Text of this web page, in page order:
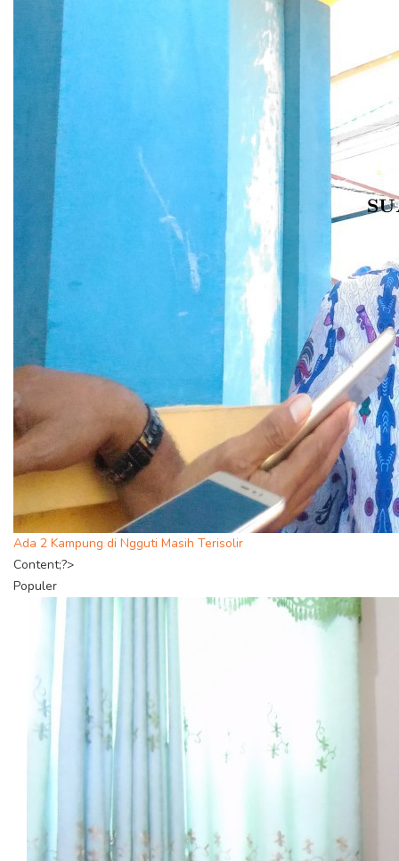
Ada 2 Kampung di Ngguti Masih Terisolir
Content;?>
Populer